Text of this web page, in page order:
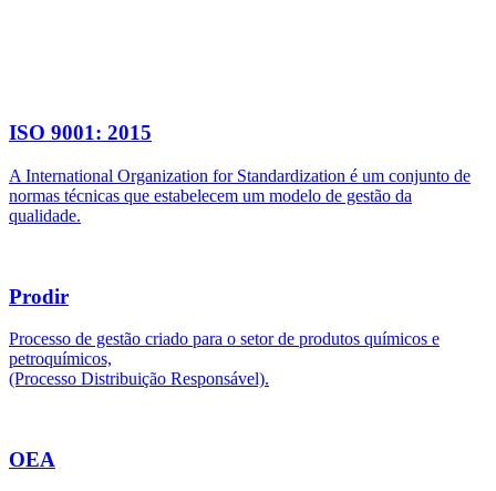
ISO 9001: 2015
A International Organization for Standardization é um conjunto de
normas técnicas que estabelecem um modelo de gestão da
qualidade.
Prodir
Processo de gestão criado para o setor de produtos químicos e
petroquímicos,
(Processo Distribuição Responsável).
OEA